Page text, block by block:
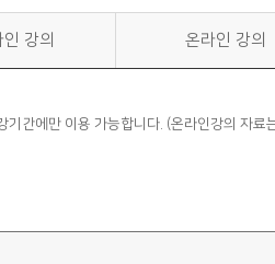
강의 온라인 강의
기간에만 이용 가능합니다. (온라인강의 자료